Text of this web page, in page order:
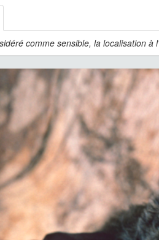
comme sensible, la localisation